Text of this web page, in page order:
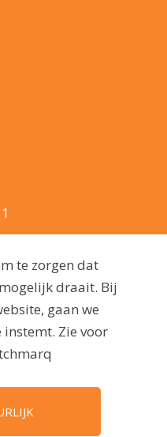
Maar nemen je
onze
te zorgen dat
draait. Bij
gaan we
Zie voor